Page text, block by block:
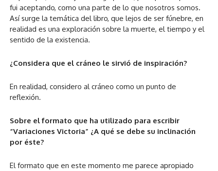
fui aceptando, como una parte de lo que nosotros somos.
Así surge la temática del libro, que lejos de ser fúnebre, en
realidad es una exploración sobre la muerte, el tiempo y el
sentido de la existencia.
¿Considera que el cráneo le sirvió de inspiración?
En realidad, considero al cráneo como un punto de
reflexión.
Sobre el formato que ha utilizado para escribir
“Variaciones Victoria” ¿A qué se debe su inclinación
por éste?
El formato que en este momento me parece apropiado